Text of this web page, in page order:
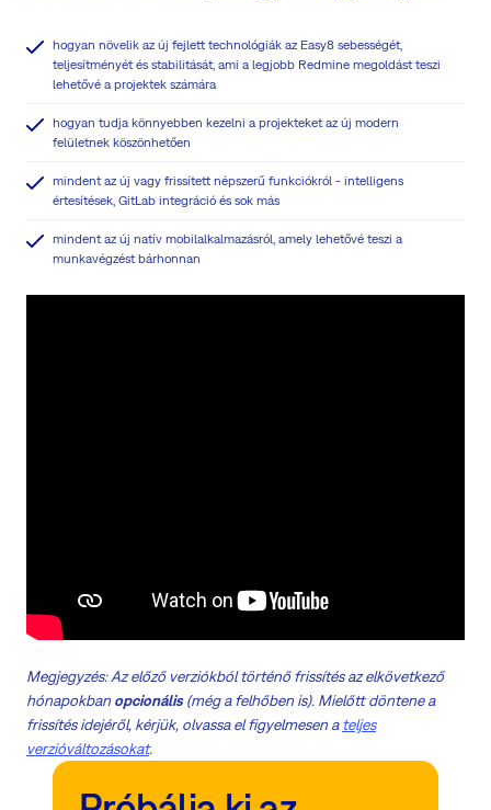
hogyan növelik az új fejlett technológiák az Easy8 sebességét,
teljesítményét és stabilitását, ami a legjobb Redmine megoldást teszi
lehetővé a projektek számára
hogyan tudja könnyebben kezelni a projekteket az új modern
felületnek köszönhetően
mindent az új vagy frissített népszerű funkciókról - intelligens
értesítések, GitLab integráció és sok más
mindent az új natív mobilalkalmazásról, amely lehetővé teszi a
munkavégzést bárhonnan
Megjegyzés: Az előző verziókból történő frissítés az elkövetkező
hónapokban opcionális(még a felhőben is). Mielőtt döntene a
frissítés idejéről, kérjük, olvassa el figyelmesen ateljes
verzióváltozásokat.